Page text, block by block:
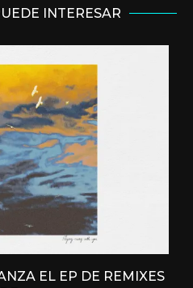
INTERESAR
EL EP DE REMIXES